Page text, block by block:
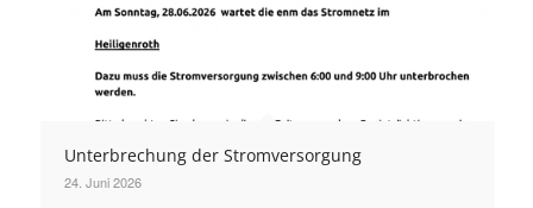
Unterbrechung der Stromversorgung
24. Juni 2026